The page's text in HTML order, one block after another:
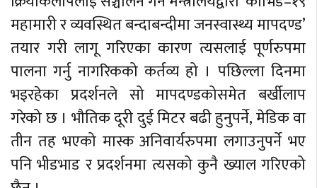
महामारी र व्यवस्थित बन्दाबन्दीमा जनस्वास्थ्य मापदण्ड’
तयार गरी लागू गरिएका कारण त्यसलाई पूर्णरुपमा
पालना गर्नु नागरिकको कर्तव्य हो । पछिल्ला दिनमा
भइरहेका प्रदर्शनले सो मापदण्डकोसमेत बर्खीलाप
गरेको छ । भौतिक दूरी दुई मिटर बढी हुनुपर्ने, मेडिक वा
तीन तह भएको मास्क अनिवार्यरुपमा लगाउनुपर्ने भए
पनि भीडभाड र प्रदर्शनमा त्यसको कुनै ख्याल गरिएको